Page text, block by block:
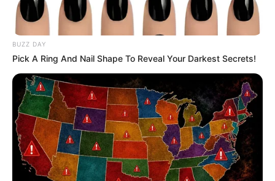
BUZZ DAY
Pick A Ring And Nail Shape To Reveal Your Darkest Secrets!